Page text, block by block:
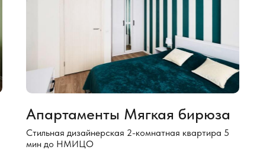
Апартаменты Мягкая бирюза
Стильная дизайнерская 2-комнатная квартира 5
мин до НМИЦО